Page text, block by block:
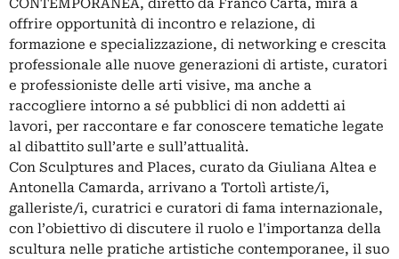
offrire opportunità di incontro e relazione, di
formazione e specializzazione, di networking e crescita
professionale alle nuove generazioni di artiste, curatori
e professioniste delle arti visive, ma anche a
raccogliere intorno a sé pubblici di non addetti ai
lavori, per raccontare e far conoscere tematiche legate
al dibattito sull’arte e sull’attualità.
Con Sculptures and Places, curato da Giuliana Altea e
Antonella Camarda, arrivano a Tortolì artiste/i,
galleriste/i, curatrici e curatori di fama internazionale,
con l’obiettivo di discutere il ruolo e l'importanza della
scultura nelle pratiche artistiche contemporanee, il suo